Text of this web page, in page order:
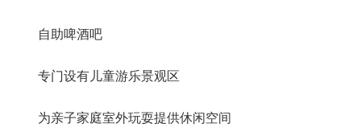
自助啤酒吧
专门设有儿童游乐景观区
为亲子家庭室外玩耍提供休闲空间